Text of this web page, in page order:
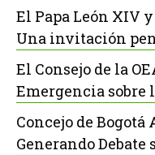
El Papa León XIV
Una invitación
El Consejo de la
Emergencia sobre
Concejo de Bogotá
Generando Debate